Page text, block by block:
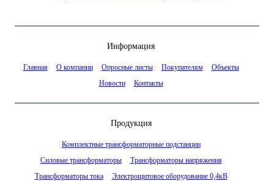
Информация
Главная О компании Опросные листы Покупателям
Объекты
Новости
Контакты
Продукция
Комплектные трансформаторные подстанции
Силовые трансформаторы
Трансформаторы напряжения
Трансформаторы тока
Электрощитовое оборудование 0,4кВ